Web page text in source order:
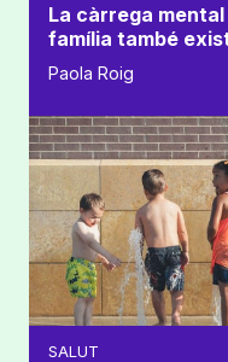
La càrrega
família també
Paola Roig
SALUT